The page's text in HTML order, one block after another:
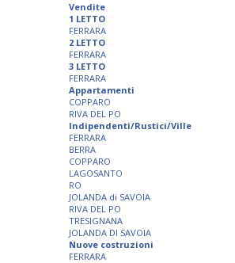
Vendite
1 LETTO
FERRARA
2 LETTO
FERRARA
3 LETTO
FERRARA
Appartamenti
COPPARO
RIVA DEL PO
Indipendenti/Rustici/Ville
FERRARA
BERRA
COPPARO
LAGOSANTO
RO
JOLANDA di SAVOIA
RIVA DEL PO
TRESIGNANA
JOLANDA DI SAVOIA
Nuove costruzioni
FERRARA